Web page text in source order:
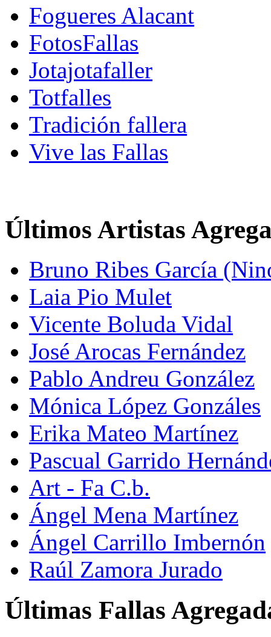
Fogueres Alacant
FotosFallas
Jotajotafaller
Totfalles
Tradición fallera
Vive las Fallas
Últimos Artistas
Bruno Ribes García
Laia Pio Mulet
Vicente Boluda Vidal
José Arocas Fernández
Pablo Andreu González
Mónica López Gonzáles
Erika Mateo Martínez
Pascual Garrido
Art - Fa C.b.
Ángel Mena Martínez
Ángel Carrillo Imbernón
Raúl Zamora Jurado
Últimas Fallas